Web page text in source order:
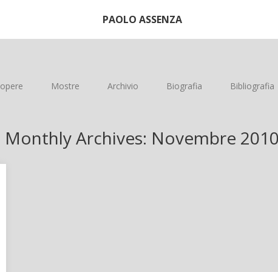
PAOLO ASSENZA
opere Mostre Archivio Biografia Bibliografia
Monthly Archives: Novembre 2010